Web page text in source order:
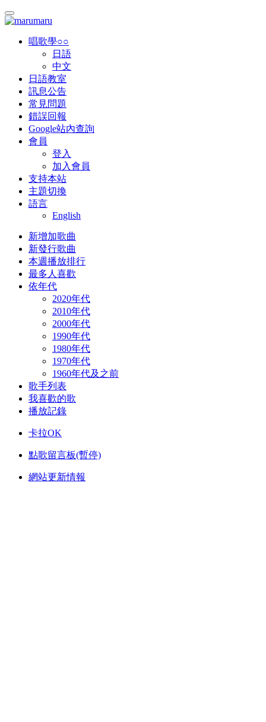
唱歌學○○
日語
中文
日語教室
訊息公告
常見問題
錯誤回報
Google站內查詢
會員
登入
加入會員
支持本站
主題切換
語言
English
新增加歌曲
新發行歌曲
本週播放排行
最多人喜歡
依年代
2020年代
2010年代
2000年代
1990年代
1980年代
1970年代
1960年代及之前
歌手列表
我喜歡的歌
播放記錄
卡拉OK
點歌留言板(暫停)
網站更新情報